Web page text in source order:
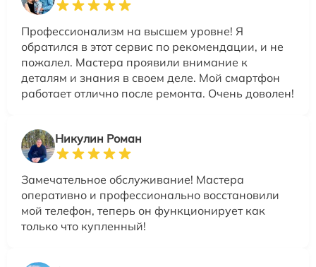
Профессионализм на высшем уровне! Я
обратился в этот сервис по рекомендации, и не
пожалел. Мастера проявили внимание к
деталям и знания в своем деле. Мой смартфон
работает отлично после ремонта. Очень доволен!
Никулин Роман
Замечательное обслуживание! Мастера
оперативно и профессионально восстановили
мой телефон, теперь он функционирует как
только что купленный!